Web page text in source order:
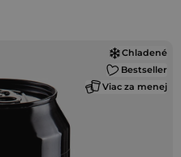
Chladené
Bestseller
Viac za menej